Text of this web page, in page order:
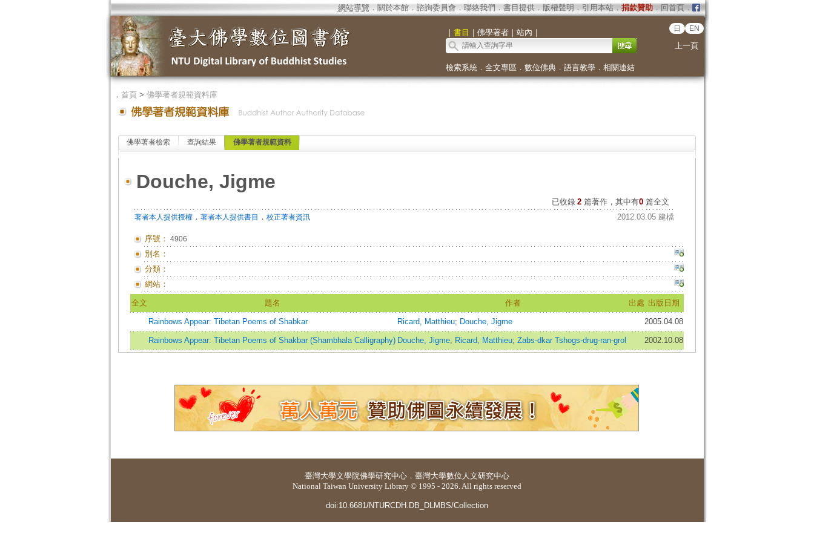
網站導覽 ． 關於本館． 諮詢委員會． 聯絡我們 ． 書目提供． 版權聲明 ． 引用本站． 捐款贊助．回首頁．
｜ 書目 ｜ 佛學著者｜ 站內 ｜ 日 EN
上一頁
檢索系統． 全文專區 ． 數位佛典． 語言教學． 相關連結
． 首頁> 佛學著者規範資料庫
佛學著者檢索 查詢結果 佛學著者規範資料
Douche, Jigme
已收錄 2 篇著作，其中有0篇全文
著者本人提供授權． 著者本人提供書目 ． 校正著者資訊 2012.03.05 建檔
序號： 4906
別名：
分類：
網站：
全文 題名 作者 出處 出版日期
Rainbows Appear: Tibetan Poems of Shabkar Ricard, Matthieu; Douche, Jigme 2005.04.08
Rainbows Appear: Tibetan Poems of Shakbar (Shambhala Calligraphy) Douche, Jigme; Ricard, Matthieu; Zabs-dkar Tshogs-drug-ran-grol 2002.10.08
臺灣大學文學院佛學研究中心 ． 臺灣大學數位人文研究中心
National Taiwan University Library © 1995 - 2026. All rights reserved
doi:10.6681/NTURCDH.DB_DLMBS/Collection